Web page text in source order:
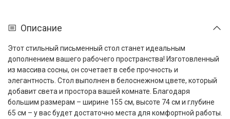
Описание
Этот стильный письменный стол станет идеальным
дополнением вашего рабочего пространства! Изготовленный
из массива сосны, он сочетает в себе прочность и
элегантность. Стол выполнен в белоснежном цвете, который
добавит света и простора вашей комнате. Благодаря
большим размерам – ширине 155 см, высоте 74 см и глубине
65 см – у вас будет достаточно места для комфортной работы.